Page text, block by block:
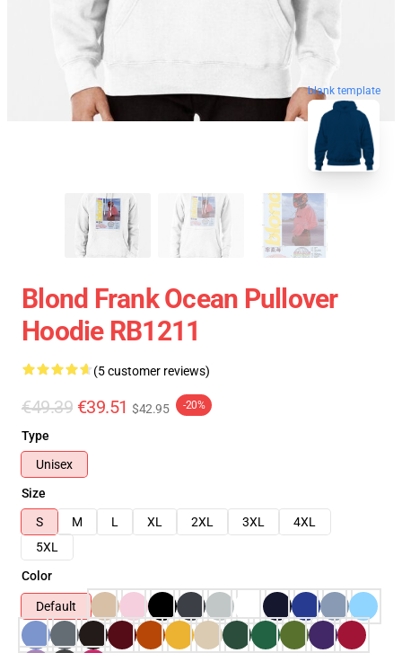
blank template
Blond Frank Ocean Pullover
Hoodie RB1211
(5 customer reviews)
€49.39 €39.51 $42.95 -20%
Type
Unisex
Size
S
M L XL 2XL 3XL
4XL
5XL
Color
Default